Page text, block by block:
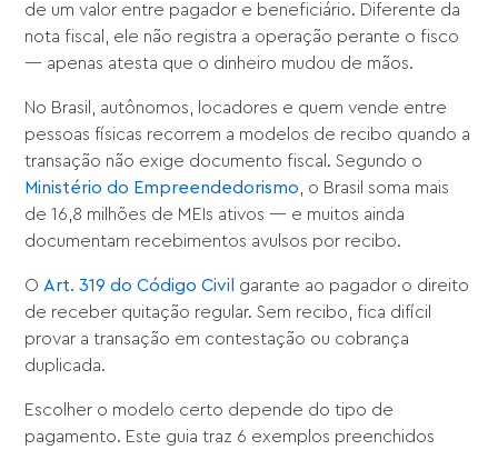
de um valor entre pagador e beneficiário. Diferente da
nota fiscal, ele não registra a operação perante o fisco
— apenas atesta que o dinheiro mudou de mãos.
No Brasil, autônomos, locadores e quem vende entre
pessoas físicas recorrem a modelos de recibo quando a
transação não exige documento fiscal. Segundo o
Ministério do Empreendedorismo, o Brasil soma mais
de 16,8 milhões de MEIs ativos — e muitos ainda
documentam recebimentos avulsos por recibo.
OArt. 319 do Código Civil
garante ao pagador o direito
de receber quitação regular. Sem recibo, fica difícil
provar a transação em contestação ou cobrança
duplicada.
Escolher o modelo certo depende do tipo de
pagamento. Este guia traz 6 exemplos preenchidos